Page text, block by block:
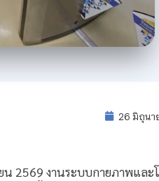
26 มิถุนา
น 2569 งานระบบกายภาพแล